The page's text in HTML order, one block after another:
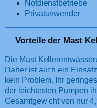
Notdienstbetriebe
Privatanwender
Vorteile der Mast
Die Mast
Daher ist auch ein Einsatz
kein Problem. Ihr
der leichtesten Pumpen
Gesamtgewicht von nur